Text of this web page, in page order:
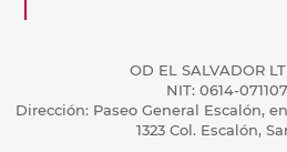
OD EL SALVADOR
NIT: 0614-
Dirección: Paseo General Escalón,
1323 Col. Escalón,